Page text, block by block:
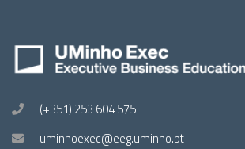
(+351) 253 604 575
uminhoexec@eeg.uminho.pt